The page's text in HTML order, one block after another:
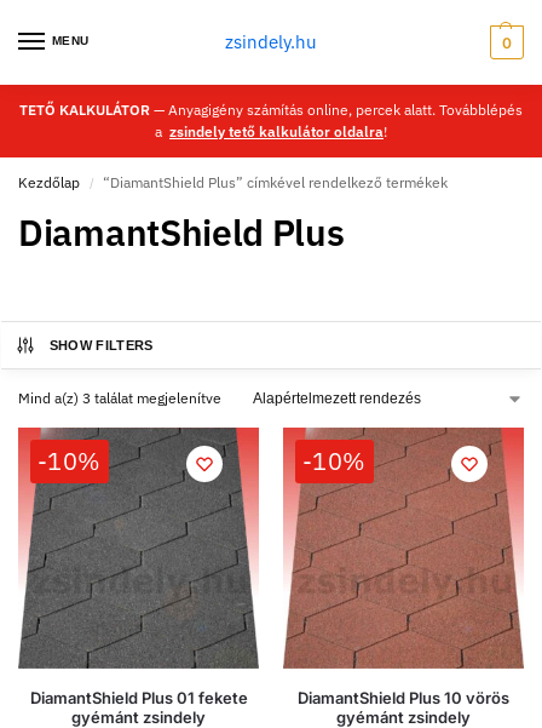
MENU zsindely.hu 0
TETŐ KALKULÁTOR — Anyagigény számítás online, percek alatt. Továbblépés
a zsindely tető kalkulátor oldalra!
Kezdőlap / “DiamantShield Plus” címkével rendelkező termékek
DiamantShield Plus
SHOW FILTERS
Mind a(z) 3 találat megjelenítve
-10%
DiamantShield Plus 01 fekete
gyémánt zsindely
-10%
DiamantShield Plus 10 vörös
gyémánt zsindely